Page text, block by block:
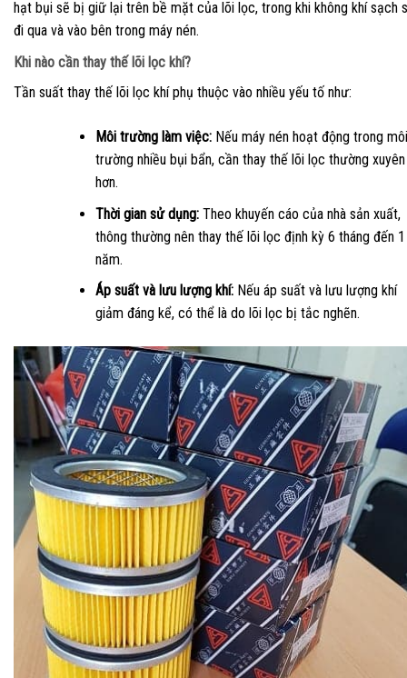
hạt bụi sẽ bị giữ lại trên bề mặt của lõi lọc, trong khi không khí sạch
đi qua và vào bên trong máy nén.
Khi nào cần thay thế lõi lọc khí?
Tần suất thay thế lõi lọc khí phụ thuộc vào nhiều yếu tố như:
Môi trường làm việc:Nếu máy nén hoạt động trong môi
trường nhiều bụi bẩn, cần thay thế lõi lọc thường xuyên
hơn.
Thời gian sử dụng:Theo khuyến cáo của nhà sản xuất,
thông thường nên thay thế lõi lọc định kỳ 6 tháng đến 1
năm.
Áp suất và lưu lượng khí:Nếu áp suất và lưu lượng khí
giảm đáng kể, có thể là do lõi lọc bị tắc nghẽn.